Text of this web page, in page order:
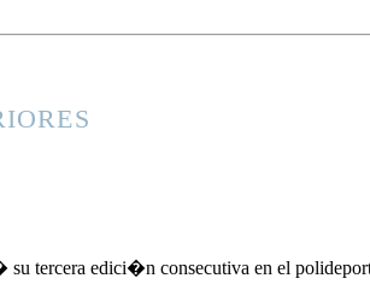
tercera edici�n consecutiva en el